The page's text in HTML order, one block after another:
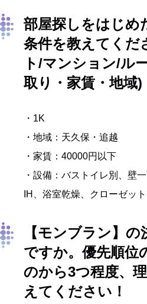
部屋探しをはじめ
条件を教えてくだ
ト/マンション/ル
取り・家賃・地域)
・1K
・地域：天久保・追越
・家賃：40000円以下
・設備：バストイレ別、壁
IH、浴室乾燥、クローゼット
【モンブラン 】 の
ですか。優先順位
のから3つ程度、
えてください！